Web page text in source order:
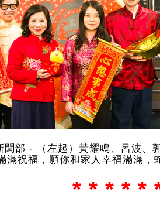
聞部 - （左起）黃耀鳴、呂波、
滿祝福，願你和家人幸福滿滿，
* * * * *